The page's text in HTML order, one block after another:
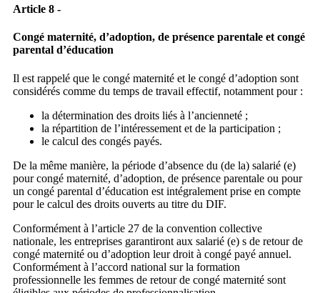
Article 8 -
Congé maternité, d’adoption, de présence parentale et congé
parental d’éducation
Il est rappelé que le congé maternité et le congé d’adoption sont
considérés comme du temps de travail effectif, notamment pour :
la détermination des droits liés à l’ancienneté ;
la répartition de l’intéressement et de la participation ;
le calcul des congés payés.
De la même manière, la période d’absence du (de la) salarié (e)
pour congé maternité, d’adoption, de présence parentale ou pour
un congé parental d’éducation est intégralement prise en compte
pour le calcul des droits ouverts au titre du DIF.
Conformément à l’article 27 de la convention collective
nationale, les entreprises garantiront aux salarié (e) s de retour de
congé maternité ou d’adoption leur droit à congé payé annuel.
Conformément à l’accord national sur la formation
professionnelle les femmes de retour de congé maternité sont